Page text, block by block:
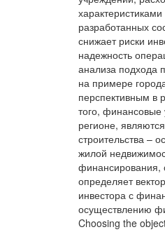
разработанных
снижает риски
надежность
анализа подхода
на примере
перспективным в
того, финансовые
регионе,
строительства –
жилой
финансирования,
определяет
инвестора с
осуществлению
Choosing the